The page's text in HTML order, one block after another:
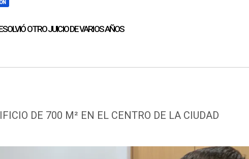
OTRO JUICIO DE VARIOS AÑOS
DE 700 M² EN EL CENTRO DE LA CIUDAD